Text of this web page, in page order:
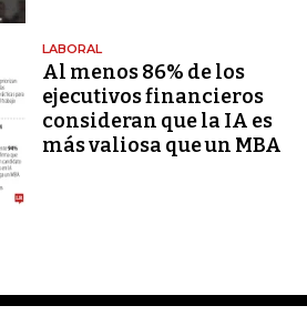
LABORAL
Al menos 86% de los
ejecutivos financieros
consideran que la IA es
más valiosa que un MBA